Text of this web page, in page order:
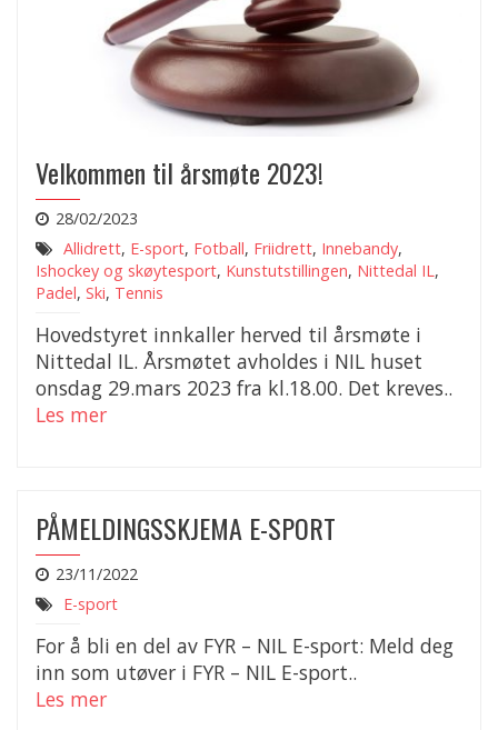
Velkommen til årsmøte 2023!
28/02/2023
Allidrett, E-sport, Fotball, Friidrett, Innebandy,
Ishockey og skøytesport, Kunstutstillingen, Nittedal IL ,
Padel, Ski, Tennis
Hovedstyret innkaller herved til årsmøte i
Nittedal IL. Årsmøtet avholdes i NIL huset
onsdag 29.mars 2023 fra kl.18.00. Det kreves..
Les mer
PÅMELDINGSSKJEMA E-SPORT
23/11/2022
E-sport
For å bli en del av FYR – NIL E-sport: Meld deg
inn som utøver i FYR – NIL E-sport..
Les mer